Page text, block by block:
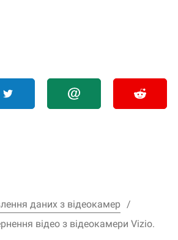
даних з відеокамер
відео з відеокамери Vizio.